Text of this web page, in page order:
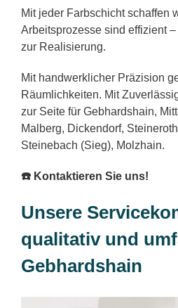
Mit jeder Farbschicht schaffen
Arbeitsprozesse sind effizient
zur Realisierung.
Mit handwerklicher Präzision
Räumlichkeiten. Mit
zur Seite für Gebhardshain,
Malberg, Dickendorf,
Steinebach (Sieg), Molzhain.
☎️ Kontaktieren Sie uns!
Unsere
qualitativ und
Gebhardshain